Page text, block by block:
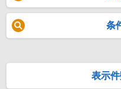
条
表示